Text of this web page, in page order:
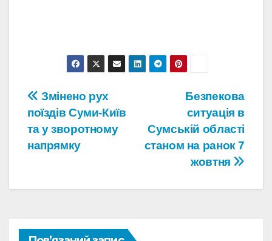
Навігація
записів
Безпекова
ситуація в
Сумській області
станом на ранок 7
жовтня
Змінено рух
поїздів Суми-Київ
та у зворотному
напрямку